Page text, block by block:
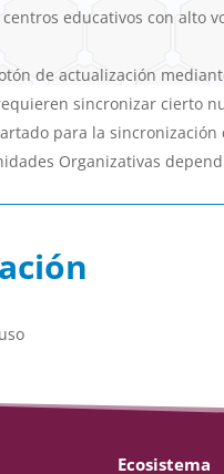
educativos con alto
de actualización
sincronizar cierto
para la
Organizativas
Ecosistema